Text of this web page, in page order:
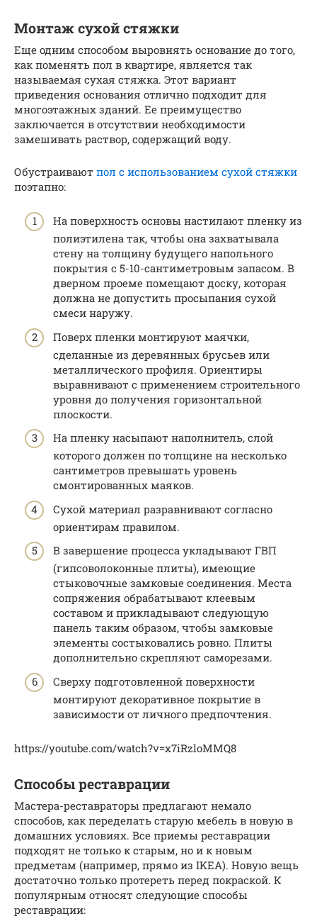
Монтаж сухой стяжки
Еще одним способом выровнять основание до того,
как поменять пол в квартире, является так
называемая сухая стяжка. Этот вариант
приведения основания отлично подходит для
многоэтажных зданий. Ее преимущество
заключается в отсутствии необходимости
замешивать раствор, содержащий воду.
Обустраивают пол с использованием сухой стяжки
поэтапно:
На поверхность основы настилают пленку из
полиэтилена так, чтобы она захватывала
стену на толщину будущего напольного
покрытия с 5-10-сантиметровым запасом. В
дверном проеме помещают доску, которая
должна не допустить просыпания сухой
смеси наружу.
Поверх пленки монтируют маячки,
сделанные из деревянных брусьев или
металлического профиля. Ориентиры
выравнивают с применением строительного
уровня до получения горизонтальной
плоскости.
На пленку насыпают наполнитель, слой
которого должен по толщине на несколько
сантиметров превышать уровень
смонтированных маяков.
Сухой материал разравнивают согласно
ориентирам правилом.
В завершение процесса укладывают ГВП
(гипсоволоконные плиты), имеющие
стыковочные замковые соединения. Места
сопряжения обрабатывают клеевым
составом и прикладывают следующую
панель таким образом, чтобы замковые
элементы состыковались ровно. Плиты
дополнительно скрепляют саморезами.
Сверху подготовленной поверхности
монтируют декоративное покрытие в
зависимости от личного предпочтения.
https://youtube.com/watch?v=x7iRzloMMQ8
Способы реставрации
Мастера-реставраторы предлагают немало
способов, как переделать старую мебель в новую в
домашних условиях. Все приемы реставрации
подходят не только к старым, но и к новым
предметам (например, прямо из IKEA). Новую вещь
достаточно только протереть перед покраской. К
популярным относят следующие способы
реставрации: